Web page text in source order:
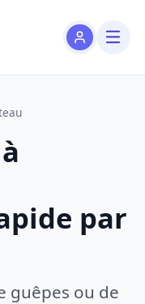
par
guêpes ou de